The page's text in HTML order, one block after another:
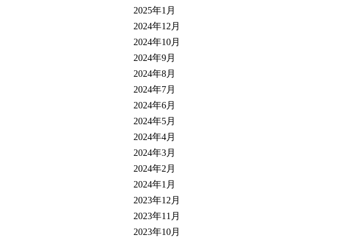
2025年1月
2024年12月
2024年10月
2024年9月
2024年8月
2024年7月
2024年6月
2024年5月
2024年4月
2024年3月
2024年2月
2024年1月
2023年12月
2023年11月
2023年10月